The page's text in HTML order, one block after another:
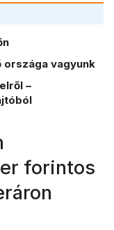
országa vagyunk
–
forintos